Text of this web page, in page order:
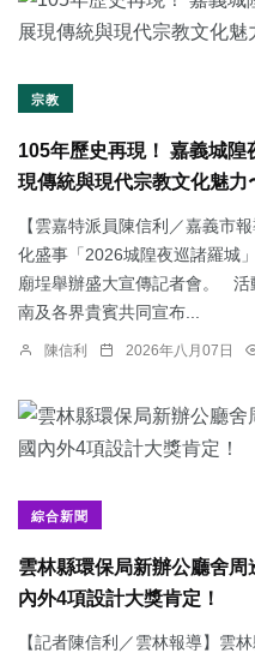
宗教
105年歷史再現！ 嘉義城
現傳統與現代宗教文化魅力
【雲嘉特派員陳信利／嘉義市
化盛事「2026城隍夜巡諸羅城
廟埕舉辦盛大宣傳記者會。 活
南及各界貴賓共同宣布...
陳信利 2026年八月07日
綜合新聞
雲林縣環保局新辦公廳舍
內外4項設計大獎肯定！
【記者陳信利／雲林報導】雲